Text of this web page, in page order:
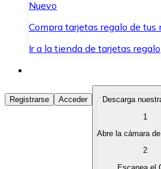
Nuevo
Compra tarjetas regalo de
Ir a la tienda de tarjetas regalo
Comprar Criptomonedas
Compra criptomonedas con
Vende tus criptomonedas de
Registrarse Acceder
Descarga
1
Abre la cámara de
2